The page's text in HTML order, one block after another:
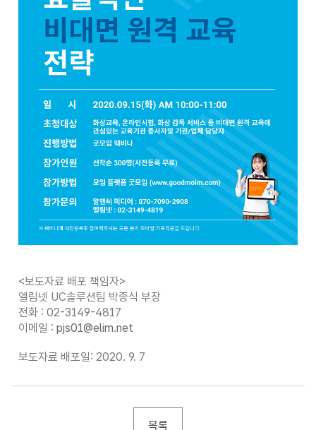
<보도자료 배포 책임자>
엘림넷 UC솔루션팀 박종식 부장
전화 : 02-3149-4817
이메일 : pjs01@elim.net
보도자료 배포일: 2020. 9. 7
목록